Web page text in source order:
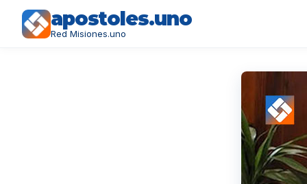
apostoles.uno
Red Misiones.uno